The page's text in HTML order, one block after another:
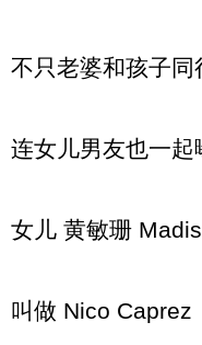
不只老婆和孩子同
连女儿男友也一起
女儿 黄敏珊
叫做 Nico Caprez